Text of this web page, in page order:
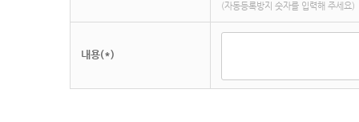
(자동등록방지 숫자를 입력해 주세요)
내용(*)